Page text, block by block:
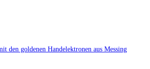
den goldenen Handelektronen aus Messing